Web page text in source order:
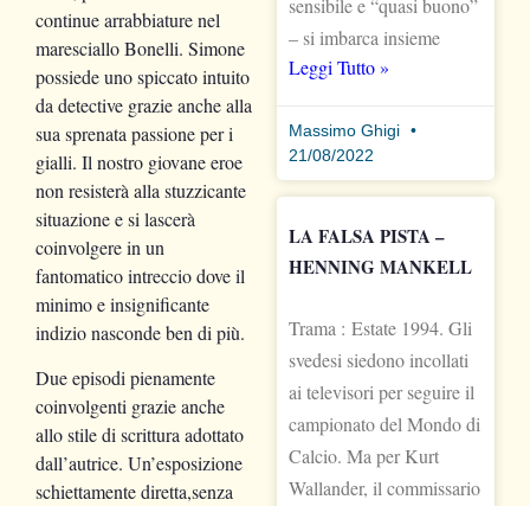
continue arrabbiature nel
maresciallo Bonelli. Simone
possiede uno spiccato intuito
da detective grazie anche alla
sua sprenata passione per i
gialli. Il nostro giovane eroe
non resisterà alla stuzzicante
situazione e si lascerà
coinvolgere in un
fantomatico intreccio dove il
minimo e insignificante
indizio nasconde ben di più.
Due episodi pienamente
coinvolgenti grazie anche
allo stile di scrittura adottato
dall’autrice. Un’esposizione
schiettamente diretta,senza
sensibile e “quasi buono”
– si imbarca insieme
Leggi Tutto »
Massimo Ghigi
21/08/2022
LA FALSA PISTA –
HENNING MANKELL
Trama : Estate 1994. Gli
svedesi siedono incollati
ai televisori per seguire il
campionato del Mondo di
Calcio. Ma per Kurt
Wallander, il commissario